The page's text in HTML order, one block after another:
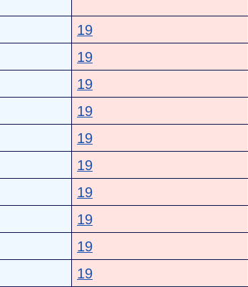
19
19
19
19
19
19
19
19
19
19